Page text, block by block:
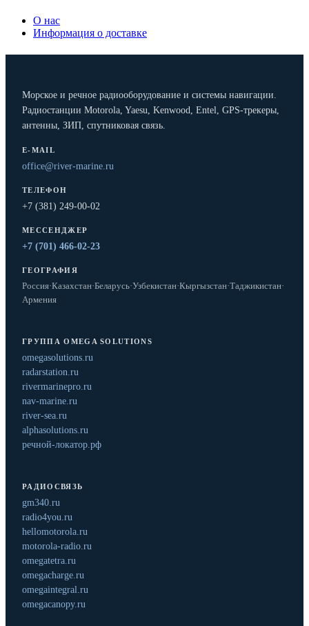
О нас
Информация о доставке
Морское и речное радиооборудование и системы навигации.
Радиостанции Motorola, Yaesu, Kenwood, Entel, GPS-трекеры,
антенны, ЗИП, спутниковая связь.
E-MAIL
office@river-marine.ru
ТЕЛЕФОН
+7 (381) 249-00-02
МЕССЕНДЖЕР
+7 (701) 466-02-23
ГЕОГРАФИЯ
Россия·Казахстан·Беларусь·Узбекистан·Кыргызстан·Таджикистан·
Армения
ГРУППА OMEGA SOLUTIONS
omegasolutions.ru
radarstation.ru
rivermarinepro.ru
nav-marine.ru
river-sea.ru
alphasolutions.ru
речной-локатор.рф
РАДИОСВЯЗЬ
gm340.ru
radio4you.ru
hellomotorola.ru
motorola-radio.ru
omegatetra.ru
omegacharge.ru
omegaintegral.ru
omegacanopy.ru